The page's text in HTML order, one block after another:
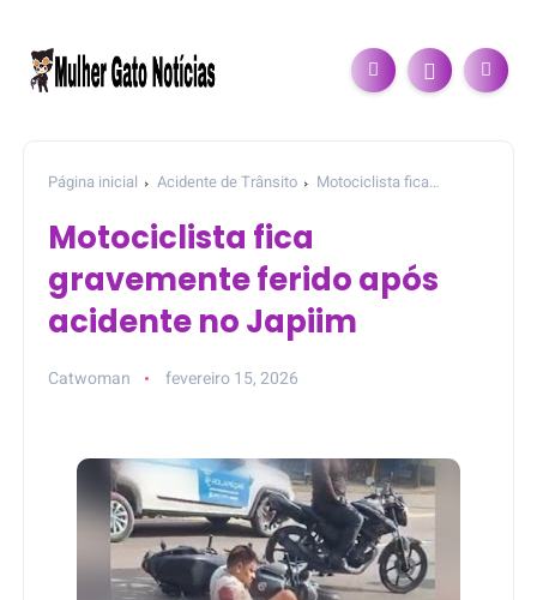
Página inicial Acidente de Trânsito
Motociclista fica
Motociclista fica
gravemente ferido após
acidente no Japiim
Catwoman fevereiro 15, 2026